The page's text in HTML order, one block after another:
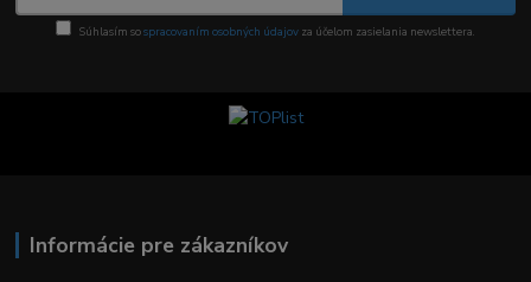
Súhlasím sospracovaním osobných údajov za účelom zasielania newslettera.
Informácie pre zákazníkov